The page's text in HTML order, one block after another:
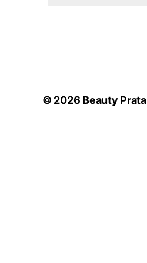
© 2026 Beauty Prata